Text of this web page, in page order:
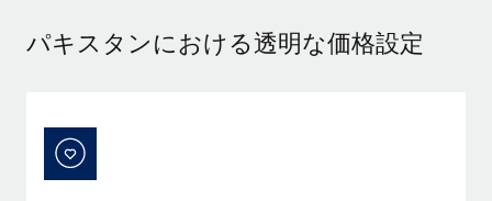
給与詐欺：種類、事例、ビジネスを守る方法
ム間で頻繁に移動しているためです。このため、自社のビジネス
を保護することは極めて重要です。...
パキスタンにおける透明な価格設定